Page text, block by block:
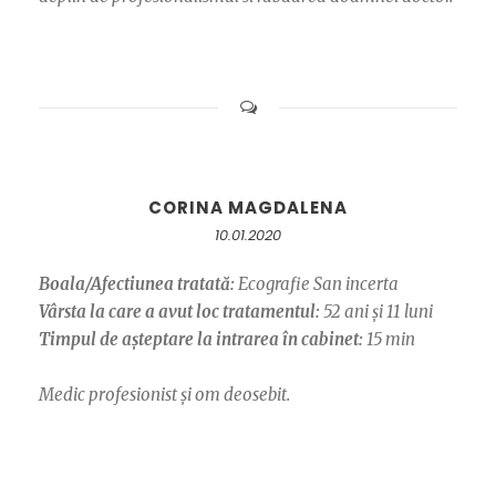
CORINA MAGDALENA
10.01.2020
Boala/Afectiunea tratată: Ecografie San incerta
Vârsta la care a avut loc tratamentul: 52 ani și 11 luni
Timpul de așteptare la intrarea în cabinet: 15 min
Medic profesionist și om deosebit.